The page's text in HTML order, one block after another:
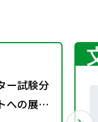
ー試験分
への展